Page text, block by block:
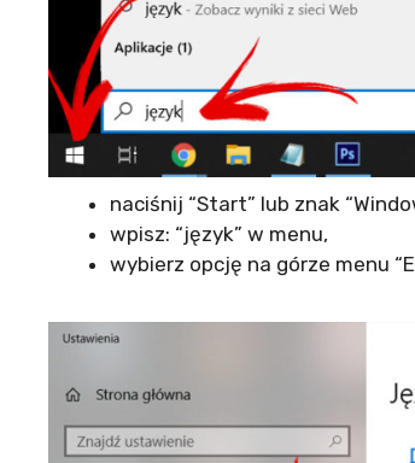
naciśnij “Start” lub znak
wpisz: “język” w menu,
wybierz opcję na górze menu